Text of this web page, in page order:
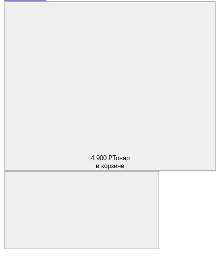
4 900 ₽Товар
в корзине